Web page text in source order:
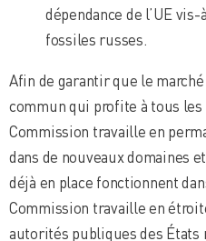
dépendance de l’UE
fossiles russes.
Afin de garantir que le
commun qui profite à tous les
Commission travaille en
dans de nouveaux domaines
déjà en place fonctionnent
Commission travaille en
autorités publiques des États